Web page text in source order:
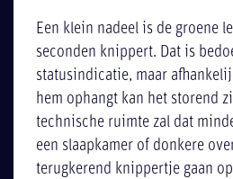
Een klein nadeel is de groene
seconden knippert. Dat is
statusindicatie, maar
hem ophangt kan het storend
technische ruimte zal dat
een slaapkamer of donkere
terugkerend knippertje gaan